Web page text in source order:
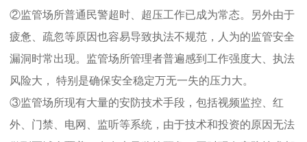
②监管场所普通民警超时、超压工作已成为常态。另外由于
疲惫、疏忽等原因也容易导致执法不规范，人为的监管安全
漏洞时常出现。监管场所管理者普遍感到工作强度大、执法
风险大， 特别是确保安全稳定万无一失的压力大。
③监管场所现有大量的安防技术手段，包括视频监控、红
外、门禁、电网、监听等系统，由于技术和投资的原因无法